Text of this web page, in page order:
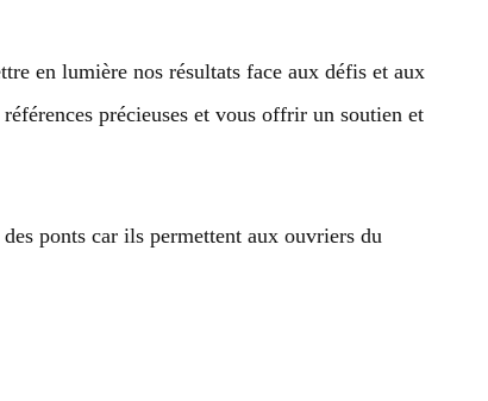
en lumière nos résultats face aux défis et aux
précieuses et vous offrir un soutien et
ponts car ils permettent aux ouvriers du